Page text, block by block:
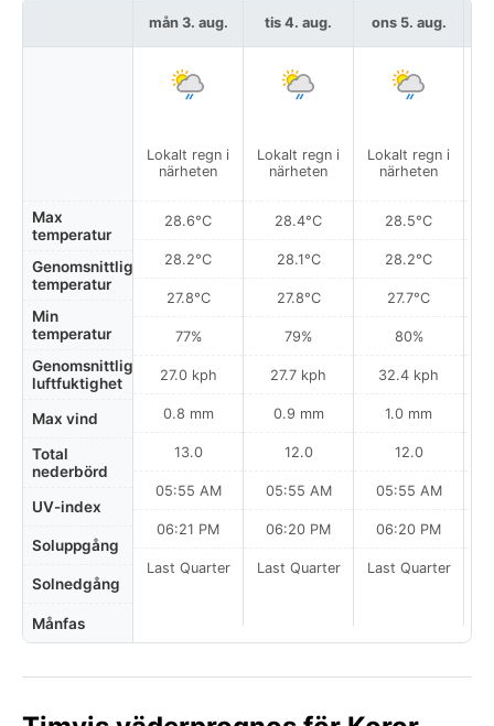
Max
temperatur
Genomsnittlig
temperatur
Min
temperatur
Genomsnittlig
luftfuktighet
Max vind
Total
nederbörd
UV-index
Soluppgång
Solnedgång
Månfas
mån 3. aug.
Lokalt regn i
närheten
28.6°C
28.2°C
27.8°C
77%
27.0 kph
0.8 mm
13.0
05:55 AM
06:21 PM
Last Quarter
tis 4. aug.
Lokalt regn i
närheten
28.4°C
28.1°C
27.8°C
79%
27.7 kph
0.9 mm
12.0
05:55 AM
06:20 PM
Last Quarter
ons 5. aug.
Lokalt regn i
närheten
28.5°C
28.2°C
27.7°C
80%
32.4 kph
1.0 mm
12.0
05:55 AM
06:20 PM
Last Quarter